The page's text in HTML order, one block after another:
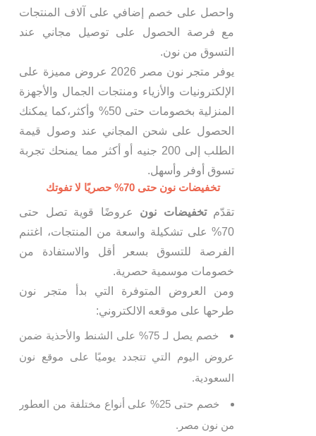
واحصل على خصم إضافي على آلاف المنتجات
مع فرصة الحصول على توصيل مجاني عند
التسوق من نون.
يوفر متجر نون مصر 2026 عروض مميزة على
الإلكترونيات والأزياء ومنتجات الجمال والأجهزة
المنزلية بخصومات حتى 50% وأكثر،كما يمكنك
الحصول على شحن المجاني عند وصول قيمة
الطلب إلى 200 جنيه أو أكثر مما يمنحك تجربة
تسوق أوفر وأسهل.
تخفيضات نون حتى 70% حصريًا لا تفوتك
تقدّمتخفيضات نون
عروضًا قوية تصل حتى
70% على تشكيلة واسعة من المنتجات، اغتنم
الفرصة للتسوق بسعر أقل والاستفادة من
خصومات موسمية حصرية.
ومن العروض المتوفرة التي بدأ متجر نون
طرحها على موقعه الالكتروني:
خصم يصل لـ 75% على الشنط والأحذية ضمن
عروض اليوم التي تتجدد يوميًا على موقع نون
السعودية.
خصم حتى 25% على أنواع مختلفة من العطور
من نون مصر.